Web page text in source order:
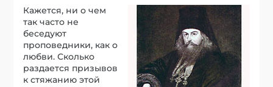
Кажется, ни о чем
так часто не
беседуют
проповедники, как о
любви. Сколько
раздается призывов
к стяжанию этой